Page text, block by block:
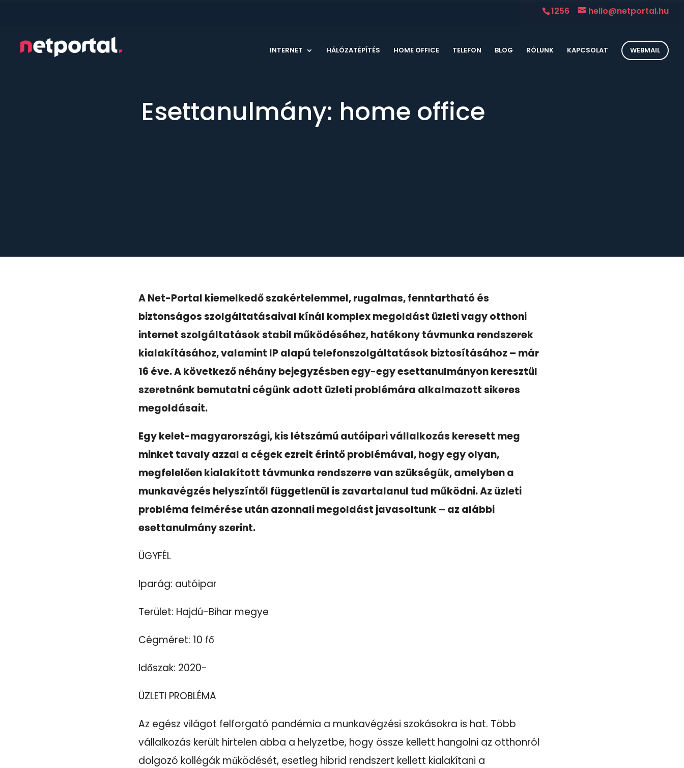
1256 hello@netportal.hu
INTERNET HÁLÓZATÉPÍTÉS HOME OFFICE TELEFON BLOG RÓLUNK KAPCSOLAT WEBMAIL
Esettanulmány: home office
A Net-Portal kiemelkedő szakértelemmel, rugalmas, fenntartható és
biztonságos szolgáltatásaival kínál komplex megoldást üzleti vagy otthoni
internet szolgáltatások stabil működéséhez, hatékony távmunka rendszerek
kialakításához, valamint IP alapú telefonszolgáltatások biztosításához – már
16 éve. A következő néhány bejegyzésben egy-egy esettanulmányon keresztül
szeretnénk bemutatni cégünk adott üzleti problémára alkalmazott sikeres
megoldásait.
Egy kelet-magyarországi, kis létszámú autóipari vállalkozás keresett meg
minket tavaly azzal a cégek ezreit érintő problémával, hogy egy olyan,
megfelelően kialakított távmunka rendszerre van szükségük, amelyben a
munkavégzés helyszíntől függetlenül is zavartalanul tud működni. Az üzleti
probléma felmérése után azonnali megoldást javasoltunk – az alábbi
esettanulmány szerint.
ÜGYFÉL
Iparág: autóipar
Terület: Hajdú-Bihar megye
Cégméret: 10 fő
Időszak: 2020-
ÜZLETI PROBLÉMA
Az egész világot felforgató pandémia a munkavégzési szokásokra is hat. Több
vállalkozás került hirtelen abba a helyzetbe, hogy össze kellett hangolni az otthonról
dolgozó kollégák működését, esetleg hibrid rendszert kellett kialakítani a